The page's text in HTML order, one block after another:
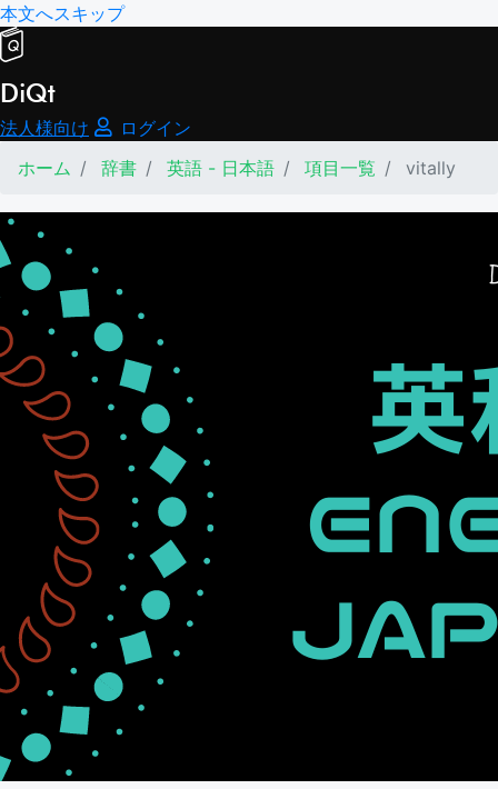
本文へスキップ
DiQt
法人様向け
ログイン
ホーム
辞書 英語 - 日本語 項目一覧 vitally